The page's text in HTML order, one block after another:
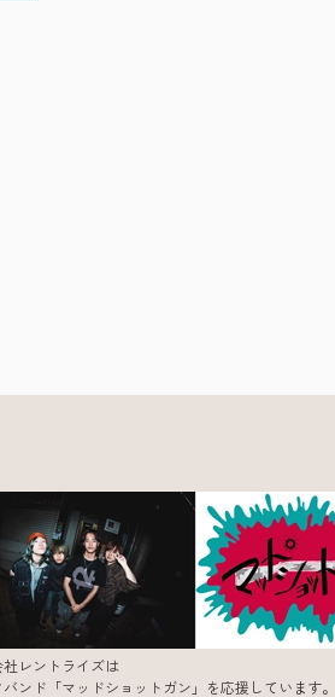
レントライズは
バンド「マッドショットガン」を応援しています。